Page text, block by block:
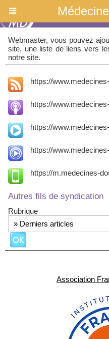
Association
Webmaster, vous pouvez
site, une liste de liens vers
notre site.
https://
https://
https://m.medecines-
Autres fils de syndication
Rubrique